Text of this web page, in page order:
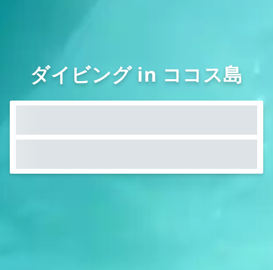
ダイビング in ココス島